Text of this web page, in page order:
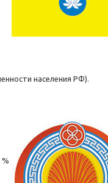
населения РФ).
%